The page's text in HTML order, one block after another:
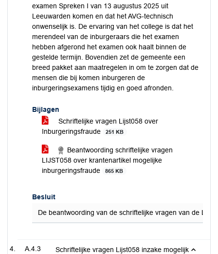
examen Spreken I van 13 augustus 2025 uit
Leeuwarden komen en dat het AVG-technisch
onwenselijk is. De ervaring van het college is dat het
merendeel van de inburgeraars die het examen
hebben afgerond het examen ook haalt binnen de
gestelde termijn. Bovendien zet de gemeente een
breed pakket aan maatregelen in om te zorgen dat de
mensen die bij komen inburgeren de
inburgeringsexamens tijdig en goed afronden.
Bijlagen
Schriftelijke vragen Lijst058 over
Inburgeringsfraude
251 KB
Beantwoording schriftelijke vragen
LIJST058 over krantenartikel mogelijke
inburgeringsfraude
865 KB
Besluit
De beantwoording van de schriftelijke vragen van de
A.4.3
Schriftelijke vragen Lijst058 inzake mogelijk